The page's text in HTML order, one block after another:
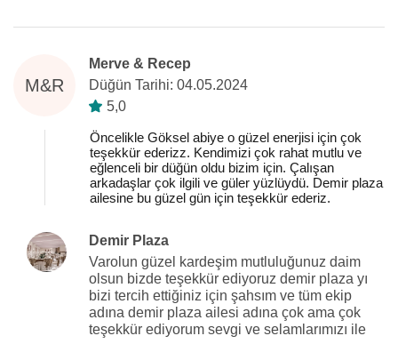
M&R
Merve & Recep
Düğün Tarihi: 04.05.2024
5,0
Öncelikle Göksel abiye o güzel enerjisi için çok
teşekkür ederizz. Kendimizi çok rahat mutlu ve
eğlenceli bir düğün oldu bizim için. Çalışan
arkadaşlar çok ilgili ve güler yüzlüydü. Demir plaza
ailesine bu güzel gün için teşekkür ederiz.
Demir Plaza
Varolun güzel kardeşim mutluluğunuz daim
olsun bizde teşekkür ediyoruz demir plaza yı
bizi tercih ettiğiniz için şahsım ve tüm ekip
adına demir plaza ailesi adına çok ama çok
teşekkür ediyorum sevgi ve selamlarımızı ile